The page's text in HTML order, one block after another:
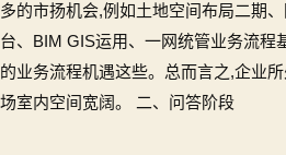
多的市扬机会,例如土地空间布局二期
台、BIM GIS运用、一网统管业务流程
的业务流程机遇这些。总而言之,企业
场室内空间宽阔。 二、问答阶段